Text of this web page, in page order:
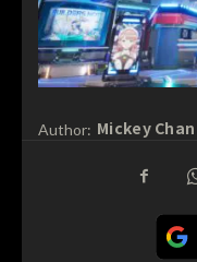
Author: Mickey Chan